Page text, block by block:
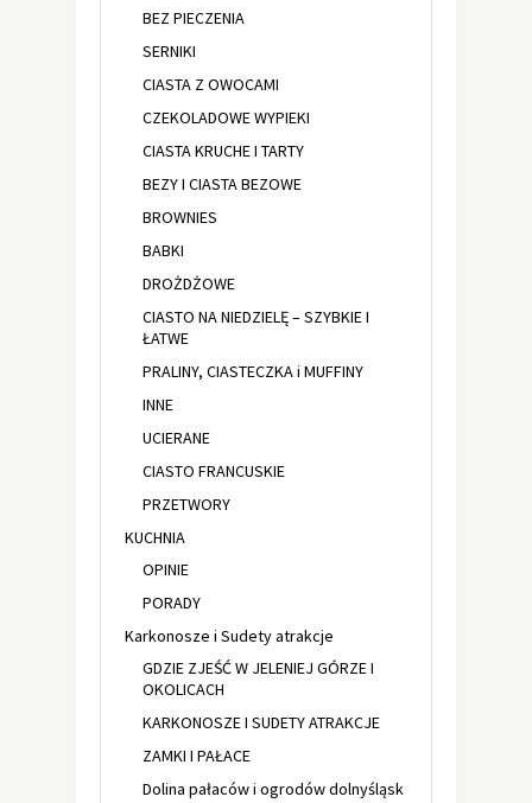
BEZ PIECZENIA
SERNIKI
CIASTA Z OWOCAMI
CZEKOLADOWE WYPIEKI
CIASTA KRUCHE I TARTY
BEZY I CIASTA BEZOWE
BROWNIES
BABKI
DROŻDŻOWE
CIASTO NA NIEDZIELĘ – SZYBKIE I
ŁATWE
PRALINY, CIASTECZKA i MUFFINY
INNE
UCIERANE
CIASTO FRANCUSKIE
PRZETWORY
KUCHNIA
OPINIE
PORADY
Karkonosze i Sudety atrakcje
GDZIE ZJEŚĆ W JELENIEJ GÓRZE I
OKOLICACH
KARKONOSZE I SUDETY ATRAKCJE
ZAMKI I PAŁACE
Dolina pałaców i ogrodów dolnyśląsk